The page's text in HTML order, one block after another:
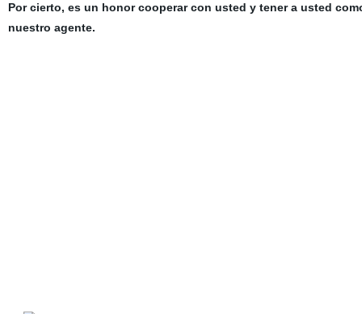
Por cierto, es un honor cooperar con usted y tener a usted
nuestro agente.